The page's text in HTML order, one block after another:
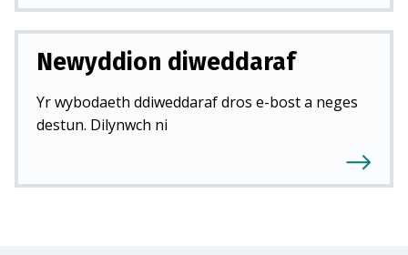
Newyddion diweddaraf
Yr wybodaeth ddiweddaraf dros e-bost a neges
destun. Dilynwch ni